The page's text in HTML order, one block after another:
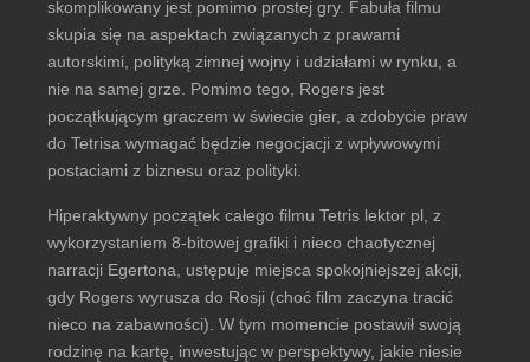
skomplikowany jest pomimo prostej gry. Fabuła filmu
skupia się na aspektach związanych z prawami
autorskimi, polityką zimnej wojny i udziałami w rynku, a
nie na samej grze. Pomimo tego, Rogers jest
początkującym graczem w świecie gier, a zdobycie praw
do Tetrisa wymagać będzie negocjacji z wpływowymi
postaciami z biznesu oraz polityki.
Hiperaktywny początek całego filmu Tetris lektor pl, z
wykorzystaniem 8-bitowej grafiki i nieco chaotycznej
narracji Egertona, ustępuje miejsca spokojniejszej akcji,
gdy Rogers wyrusza do Rosji (choć film zaczyna tracić
nieco na zabawności). W tym momencie postawił swoją
rodzinę na kartę, inwestując w perspektywy, jakie niesie